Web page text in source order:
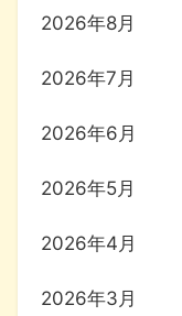
2026年8月
2026年7月
2026年6月
2026年5月
2026年4月
2026年3月